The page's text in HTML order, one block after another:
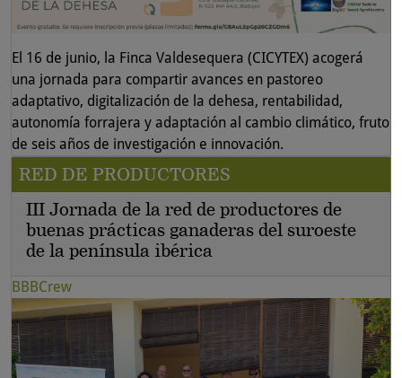
El 16 de junio, la Finca Valdesequera (CICYTEX) acogerá
una jornada para compartir avances en pastoreo
adaptativo, digitalización de la dehesa, rentabilidad,
autonomía forrajera y adaptación al cambio climático, fruto
de seis años de investigación e innovación.
RED DE PRODUCTORES
III Jornada de la red de productores de
buenas prácticas ganaderas del suroeste
de la península ibérica
BBBCrew